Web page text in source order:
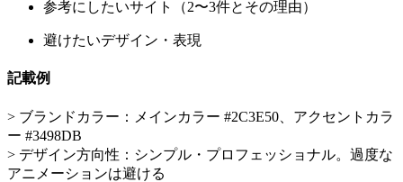
参考にしたいサイト（2〜3件とその理由）
避けたいデザイン・表現
記載例
> ブランドカラー：メインカラー #2C3E50、アクセントカラ
ー #3498DB
> デザイン方向性：シンプル・プロフェッショナル。過度な
アニメーションは避ける